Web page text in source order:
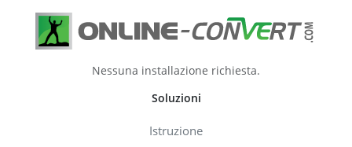
Nessuna installazione richiesta.
Soluzioni
Istruzione